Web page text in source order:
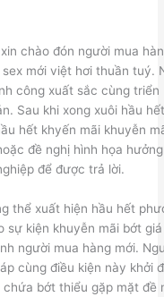
chào đón người mua
mới việt hơi thuần tuý.
công xuất sắc cùng triển
Sau khi xong xuôi hầu
hết khyến mãi khuyễn
đề nghị hình họa
để được trả lời.
thể xuất hiện hầu hết
sự kiện khuyễn mãi bớt
người mua hàng mới.
cùng điều kiện này khởi
bớt thiểu gặp mặt đề